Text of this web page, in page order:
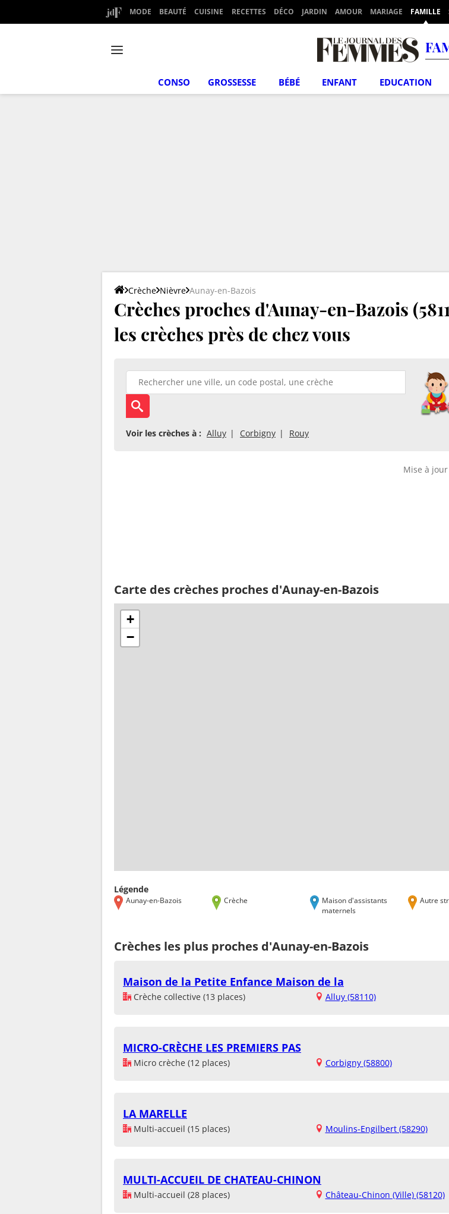
MODE BEAUTÉ CUISINE RECETTES DÉCO JARDIN AMOUR MARIAGE FAMILLE
CONSO GROSSESSE BÉBÉ ENFANT EDUCATION
Crèche Nièvre Aunay-en-Bazois
Crèches proches d'Aunay-en-Bazois
les crèches près de chez vous
Voir les crèches à : Alluy Corbigny Rouy
Mise à
Carte des crèches proches d'Aunay-en-Bazois
+
−
Légende
Aunay-en-Bazois Crèche
Maison d'assistants
maternels
Autre
Crèches les plus proches d'Aunay-en-Bazois
Maison de la Petite Enfance Maison de la
Crèche collective (13 places) Alluy (58110)
MICRO-CRÈCHE LES PREMIERS PAS
Micro crèche (12 places) Corbigny (58800)
LA MARELLE
Multi-accueil (15 places) Moulins-Engilbert (58290)
MULTI-ACCUEIL DE CHATEAU-CHINON
Multi-accueil (28 places) Château-Chinon (Ville) (58120)